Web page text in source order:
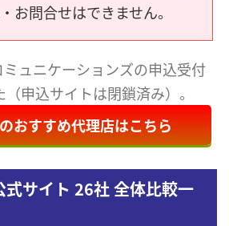
お問合せはできません。
ュニケーションズの申込受付
申込サイトは閉鎖済み）。
おすすめ代理店はこちら
式サイト 26社 全体比較一